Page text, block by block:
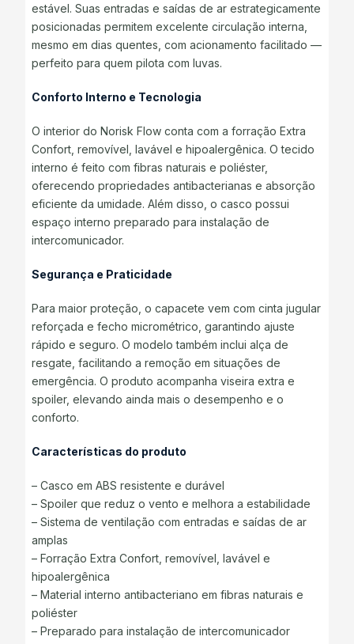
estável. Suas entradas e saídas de ar estrategicamente
posicionadas permitem excelente circulação interna,
mesmo em dias quentes, com acionamento facilitado —
perfeito para quem pilota com luvas.
Conforto Interno e Tecnologia
O interior do Norisk Flow conta com a forração Extra
Confort, removível, lavável e hipoalergênica. O tecido
interno é feito com fibras naturais e poliéster,
oferecendo propriedades antibacterianas e absorção
eficiente da umidade. Além disso, o casco possui
espaço interno preparado para instalação de
intercomunicador.
Segurança e Praticidade
Para maior proteção, o capacete vem com cinta jugular
reforçada e fecho micrométrico, garantindo ajuste
rápido e seguro. O modelo também inclui alça de
resgate, facilitando a remoção em situações de
emergência. O produto acompanha viseira extra e
spoiler, elevando ainda mais o desempenho e o
conforto.
Características do produto
– Casco em ABS resistente e durável
– Spoiler que reduz o vento e melhora a estabilidade
– Sistema de ventilação com entradas e saídas de ar
amplas
– Forração Extra Confort, removível, lavável e
hipoalergênica
– Material interno antibacteriano em fibras naturais e
poliéster
– Preparado para instalação de intercomunicador